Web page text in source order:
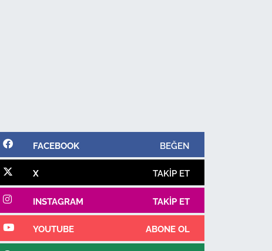
FACEBOOK BEĞEN
X TAKIP ET
INSTAGRAM TAKIP ET
YOUTUBE ABONE OL